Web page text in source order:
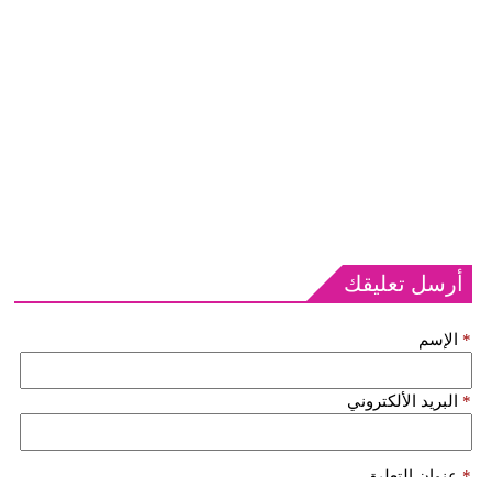
أرسل تعليقك
الإسم *
البريد الألكتروني *